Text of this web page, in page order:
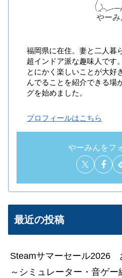
やーみ
福岡県に在住。妻と二人暮
超インドア派な趣味人です。
とにかく楽しいことが大好
んでることを紹介できる場
グを始めました。
プロフィールはこちら
やーみんをフ
最近の投稿
Steamサマーセール2026
～シミュレーター・音ゲー